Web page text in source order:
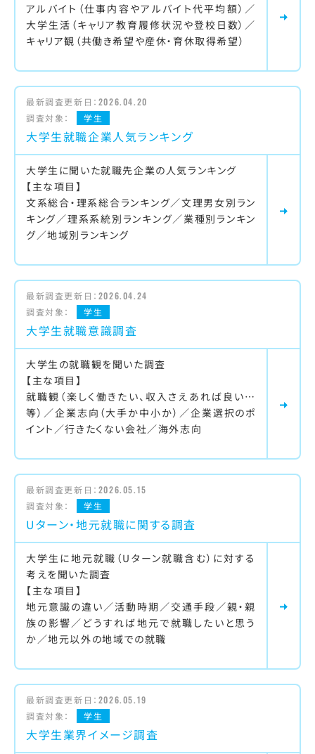
アルバイト（仕事内容やアルバイト代平均額）／
大学生活（キャリア教育履修状況や登校日数）／
キャリア観（共働き希望や産休・育休取得希望）
最新調査更新日： 2026.04.20
調査対象：
学生
大学生就職企業人気ランキング
大学生に聞いた就職先企業の人気ランキング
【主な項目】
文系総合・理系総合ランキング／文理男女別ラン
キング／理系系統別ランキング／業種別ランキン
グ／地域別ランキング
最新調査更新日： 2026.04.24
調査対象：
学生
大学生就職意識調査
大学生の就職観を聞いた調査
【主な項目】
就職観（楽しく働きたい、収入さえあれば良い…
等）／企業志向（大手か中小か）／企業選択のポ
イント／行きたくない会社／海外志向
最新調査更新日： 2026.05.15
調査対象：
学生
Uターン・地元就職に関する調査
大学生に地元就職（Uターン就職含む）に対する
考えを聞いた調査
【主な項目】
地元意識の違い／活動時期／交通手段／親・親
族の影響／どうすれば地元で就職したいと思う
か／地元以外の地域での就職
最新調査更新日： 2026.05.19
調査対象：
学生
大学生業界イメージ調査